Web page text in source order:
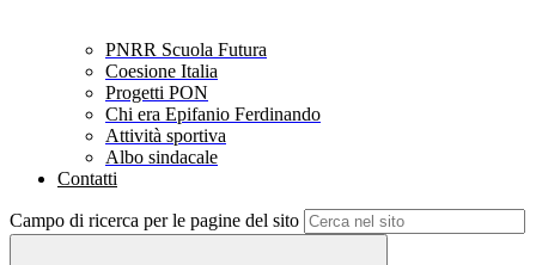
PNRR Scuola Futura
Coesione Italia
Progetti PON
Chi era Epifanio Ferdinando
Attività sportiva
Albo sindacale
Contatti
Campo di ricerca per le pagine del sito